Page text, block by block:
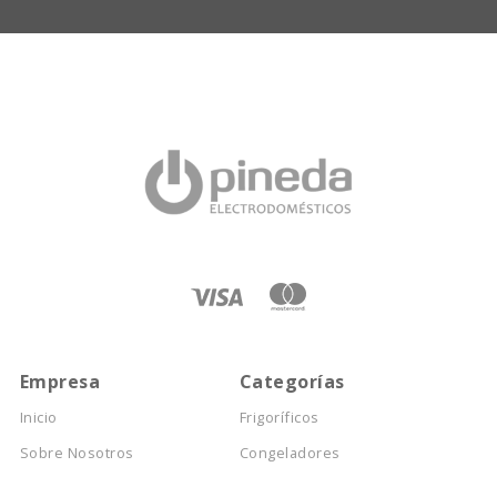
Empresa
Inicio
Sobre Nosotros
Categorías
Frigoríficos
Congeladores